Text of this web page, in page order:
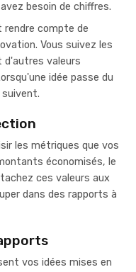
besoin de chiffres.
rendre compte de
Vous suivez les
d'autres valeurs
idée passe du
les métriques que vos
économisés, le
ces valeurs aux
dans des rapports à
vos idées mises en